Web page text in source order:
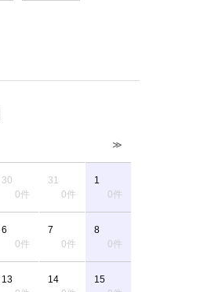
≫
30
0件
31
0件
1
0件
6
0件
7
0件
8
0件
13
14
15